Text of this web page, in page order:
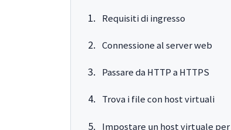
Requisiti di ingresso
Connessione al server web
Passare da HTTP a HTTPS
Trova i file con host virtuali
Impostare un host virtuale per